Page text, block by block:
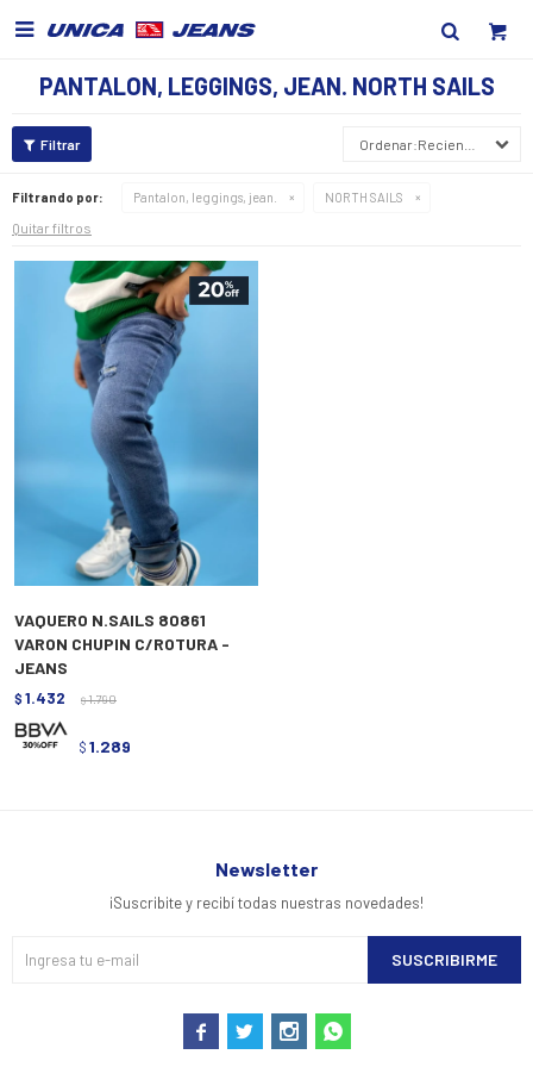

PANTALON, LEGGINGS, JEAN. NORTH SAILS
Recientes
Filtrando por: Pantalon, leggings, jean. NORTH SAILS
Quitar filtros
VAQUERO N.SAILS 80861
VARON CHUPIN C/ROTURA -
JEANS
$ 1.432 $ 1.790
$ 1.289
Newsletter
¡Suscribite y recibí todas nuestras novedades!
SUSCRIBIRME
   